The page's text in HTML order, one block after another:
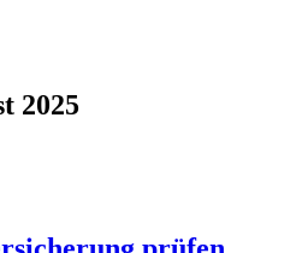
2025